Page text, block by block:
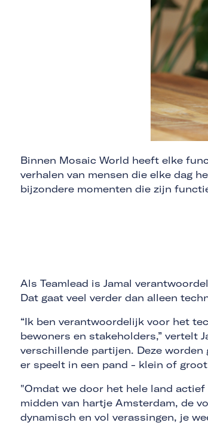
Binnen Mosaic World heeft elke
verhalen van mensen die elke dag
bijzondere momenten die zijn
Als Teamlead is Jamal
Dat gaat veel verder dan alleen
“Ik ben verantwoordelijk voor het
bewoners en stakeholders,” vertelt
verschillende partijen. Deze
er speelt in een pand - klein of
"Omdat we door het hele land
midden van hartje Amsterdam, de
dynamisch en vol verassingen, je